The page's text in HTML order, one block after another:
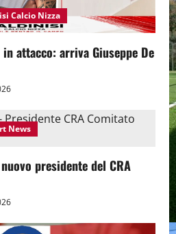
Calcio Nizza
attacco: arriva Giuseppe De
News
presidente del CRA